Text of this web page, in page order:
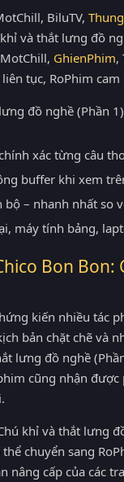
BiluTV,
và thắt lưng đồ
GhienPhim,
tục, RoPhim cam
đồ nghề (Phần
xác từng câu
buffer khi xem
– nhanh nhất so
máy tính bảng,
Bon
kiến nhiều tác
bản chặt chẽ và
lưng đồ nghề
cũng nhận
khỉ và thắt lưng
chuyển sang
nâng cấp của các